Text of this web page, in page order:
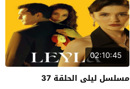
02:10:45
مسلسل ليلى الحلقة 37